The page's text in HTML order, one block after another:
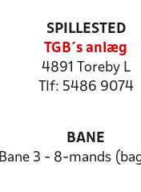
SPILLESTED
TGB´s anlæg
4891 Toreby L
Tlf: 5486 9074
BANE
Bane 3 - 8-mands